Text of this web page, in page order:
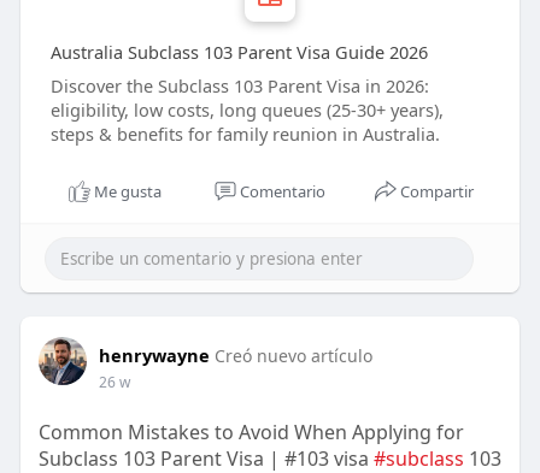
Australia Subclass 103 Parent Visa Guide 2026
Discover the Subclass 103 Parent Visa in 2026:
eligibility, low costs, long queues (25-30+ years),
steps & benefits for family reunion in Australia.
Me gusta Comentario Compartir
henrywayne Creó nuevo artículo
26 w
Common Mistakes to Avoid When Applying for
Subclass 103 Parent Visa | #103 visa #subclass 103